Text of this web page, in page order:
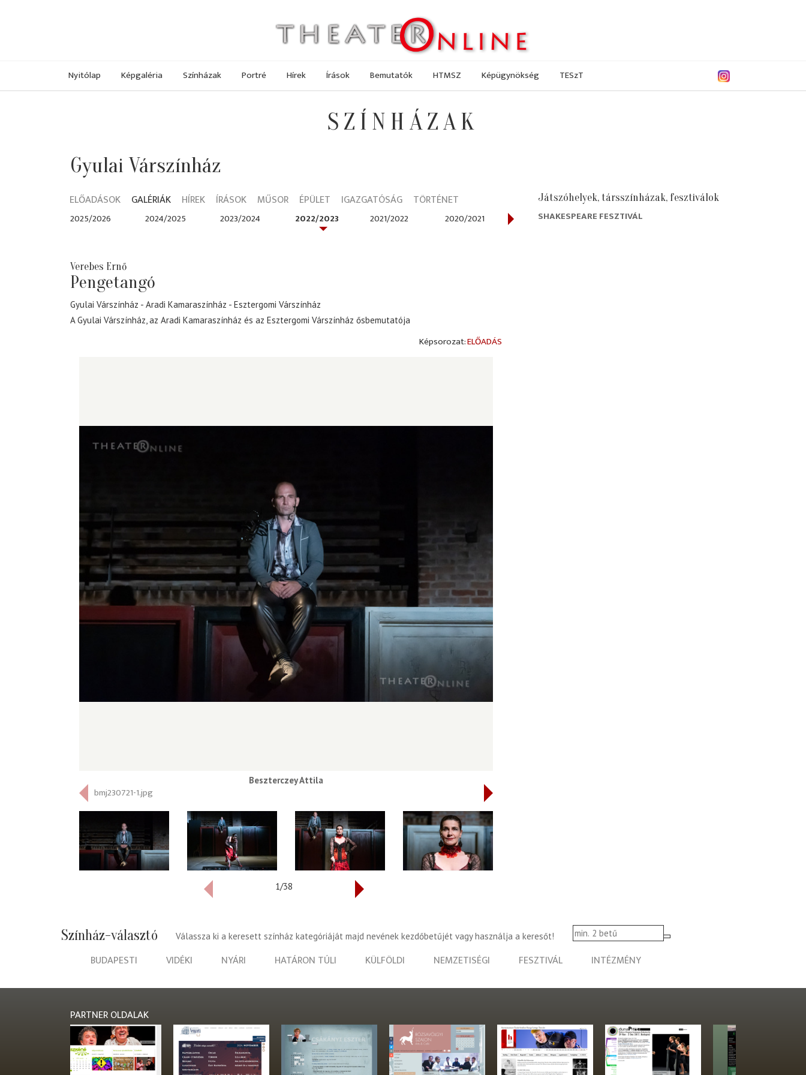
Nyitólap Képgaléria Színházak Portré Hírek Írások Bemutatók HTMSZ Képügynökség TESzT
SZÍNHÁZAK
Gyulai Várszínház
ELŐADÁSOK GALÉRIÁK HÍREK ÍRÁSOK MŰSOR ÉPÜLET IGAZGATÓSÁG TÖRTÉNET
2025/2026 2024/2025 2023/2024 2022/2023 2021/2022 2020/2021 2019/2020 2018/2019
Verebes Ernő
Pengetangó
Gyulai Várszínház Aradi Kamaraszínház
Esztergomi Várszínház
A Gyulai Várszínház, az Aradi Kamaraszínház és az Esztergomi Várszínház ősbemutatója
ELŐADÁS
Beszterczey Attila
bmj230721-1.jpg
1/38
Játszóhelyek, társszínházak, fesztiválok
SHAKESPEARE FESZTIVÁL
Színház-választó Válassza ki a keresett színház kategóriáját majd nevének kezdőbetűjét vagy használja a keresőt!
BUDAPESTI VIDÉKI NYÁRI HATÁRON TÚLI KÜLFÖLDI NEMZETISÉGI FESZTIVÁL INTÉZMÉNY
PARTNER OLDALAK